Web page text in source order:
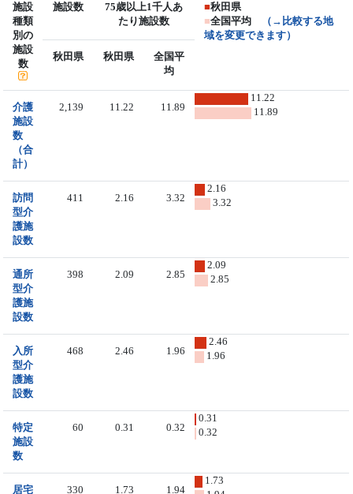
施設
種類
別の
施設
数
施設数
75歳以上1千人あ
たり施設数
■秋田県
■全国平均
（→比較する地
域を変更できます）
秋田県
秋田県
全国平
均
介護
施設
数
（合
計）
2,139 11.22 11.89
11.22
11.89
訪問
型介
護施
設数
411 2.16 3.32
2.16
3.32
通所
型介
護施
設数
398 2.09 2.85
2.09
2.85
入所
型介
護施
設数
468 2.46 1.96
2.46
1.96
特定
施設
数
60 0.31 0.32
0.31
0.32
居宅
330 1.73 1.94
1.73